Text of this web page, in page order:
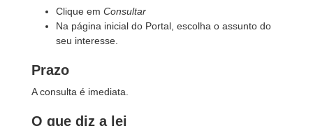
Clique em Consultar
Na página inicial do Portal, escolha o assunto do
seu interesse.
Prazo
A consulta é imediata.
O que diz a lei